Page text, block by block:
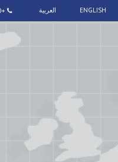
ENGLISH العربية +30 210-6711.210/ 6726.882